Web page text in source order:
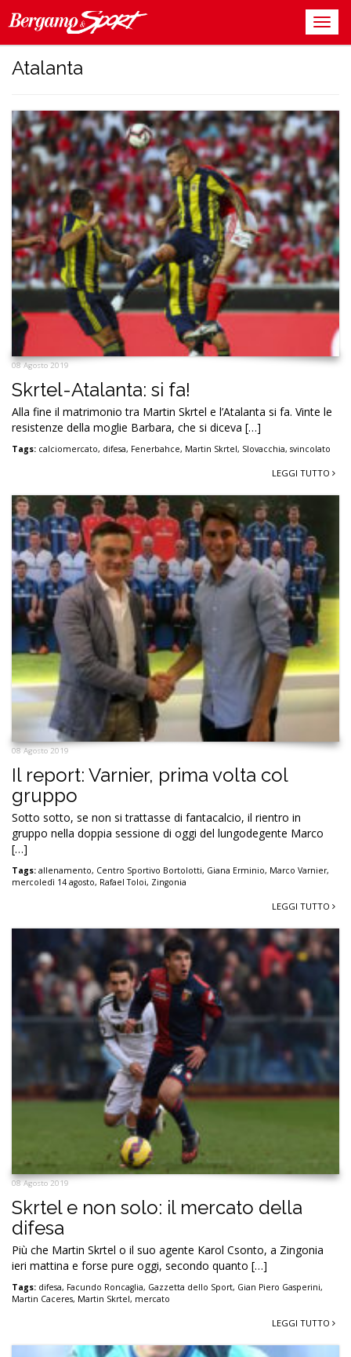
Atalanta
08 Agosto 2019
Skrtel-Atalanta: si fa!
Alla fine il matrimonio tra Martin Skrtel e l’Atalanta si fa. Vinte le
resistenze della moglie Barbara, che si diceva […]
Tags: calciomercato, difesa, Fenerbahce, Martin Skrtel, Slovacchia, svincolato
LEGGI TUTTO
08 Agosto 2019
Il report: Varnier, prima volta col
gruppo
Sotto sotto, se non si trattasse di fantacalcio, il rientro in
gruppo nella doppia sessione di oggi del lungodegente Marco
[…]
Tags: allenamento, Centro Sportivo Bortolotti, Giana Erminio, Marco Varnier,
mercoledì 14 agosto, Rafael Toloi, Zingonia
LEGGI TUTTO
08 Agosto 2019
Skrtel e non solo: il mercato della
difesa
Più che Martin Skrtel o il suo agente Karol Csonto, a Zingonia
ieri mattina e forse pure oggi, secondo quanto […]
Tags: difesa, Facundo Roncaglia, Gazzetta dello Sport, Gian Piero Gasperini,
Martin Caceres, Martin Skrtel, mercato
LEGGI TUTTO